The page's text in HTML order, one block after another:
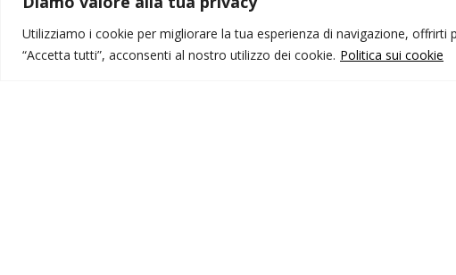
Utilizziamo i cookie per migliorare la tua esperienza di navigazione,
“Accetta tutti”, acconsenti al nostro utilizzo dei cookie. Politica sui cookie